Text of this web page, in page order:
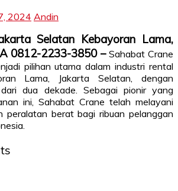
2024 Andin
Selatan Kebayoran Lama,
0812-2233-3850 –Sahabat Crane
pilihan utama dalam industri rental
Lama, Jakarta Selatan, dengan
dua dekade. Sebagai pionir yang
ini, Sahabat Crane telah melayani
peralatan berat bagi ribuan pelanggan